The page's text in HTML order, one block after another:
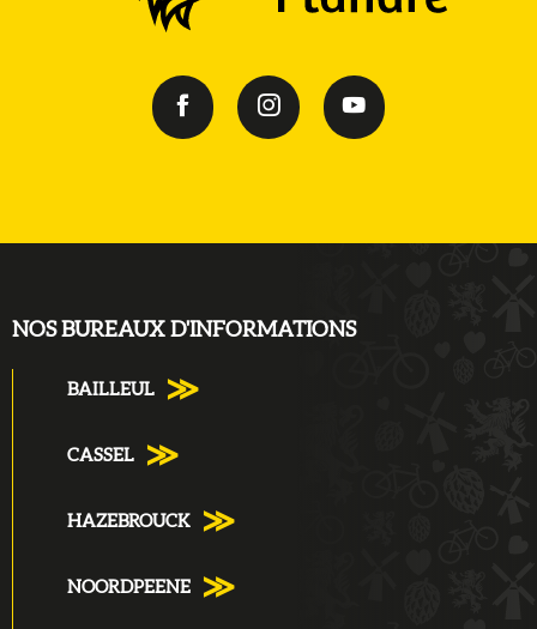
NOS BUREAUX D'INFORMATIONS
BAILLEUL
CASSEL
HAZEBROUCK
NOORDPEENE